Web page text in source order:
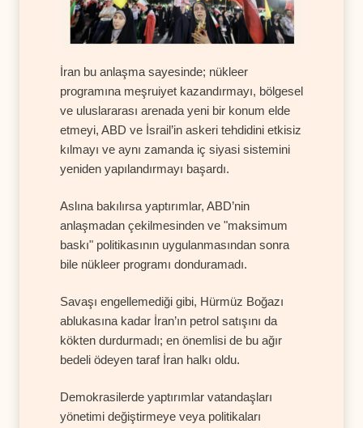
İran bu anlaşma sayesinde; nükleer
programına meşruiyet kazandırmayı, bölgesel
ve uluslararası arenada yeni bir konum elde
etmeyi, ABD ve İsrail’in askeri tehdidini etkisiz
kılmayı ve aynı zamanda iç siyasi sistemini
yeniden yapılandırmayı başardı.
Aslına bakılırsa yaptırımlar, ABD’nin
anlaşmadan çekilmesinden ve "maksimum
baskı" politikasının uygulanmasından sonra
bile nükleer programı donduramadı.
Savaşı engellemediği gibi, Hürmüz Boğazı
ablukasına kadar İran’ın petrol satışını da
kökten durdurmadı; en önemlisi de bu ağır
bedeli ödeyen taraf İran halkı oldu.
Demokrasilerde yaptırımlar vatandaşları
yönetimi değiştirmeye veya politikaları